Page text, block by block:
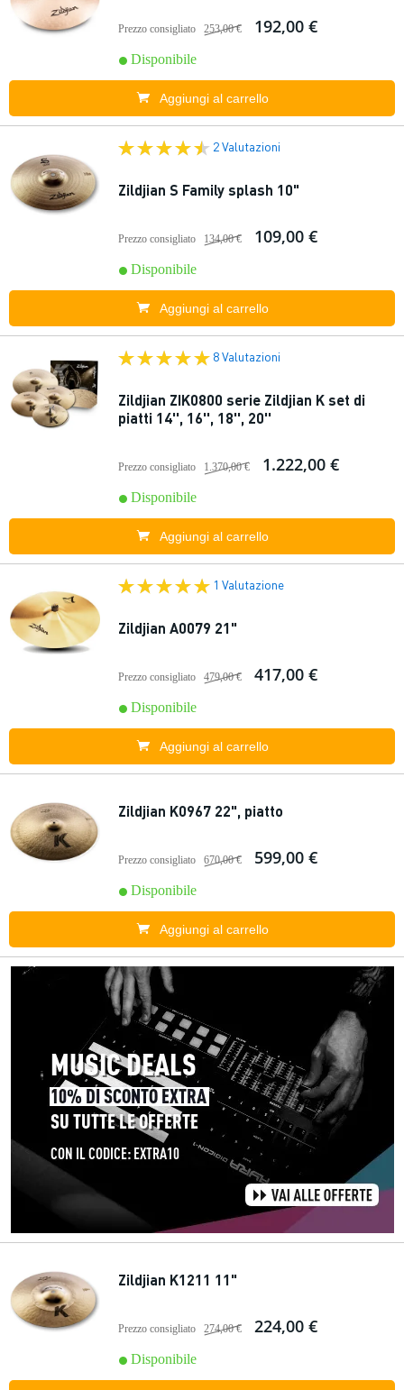
Prezzo consigliato 253,00 € 192,00 €
Disponibile
Aggiungi al carrello
2 Valutazioni
Zildjian S Family splash 10"
Prezzo consigliato 134,00 € 109,00 €
Disponibile
Aggiungi al carrello
8 Valutazioni
Zildjian ZIK0800 serie Zildjian K set di
piatti 14'', 16'', 18'', 20''
Prezzo consigliato 1.370,00 € 1.222,00 €
Disponibile
Aggiungi al carrello
1 Valutazione
Zildjian A0079 21"
Prezzo consigliato 479,00 € 417,00 €
Disponibile
Aggiungi al carrello
Zildjian K0967 22", piatto
Prezzo consigliato 670,00 € 599,00 €
Disponibile
Aggiungi al carrello
Zildjian K1211 11"
Prezzo consigliato 274,00 € 224,00 €
Disponibile